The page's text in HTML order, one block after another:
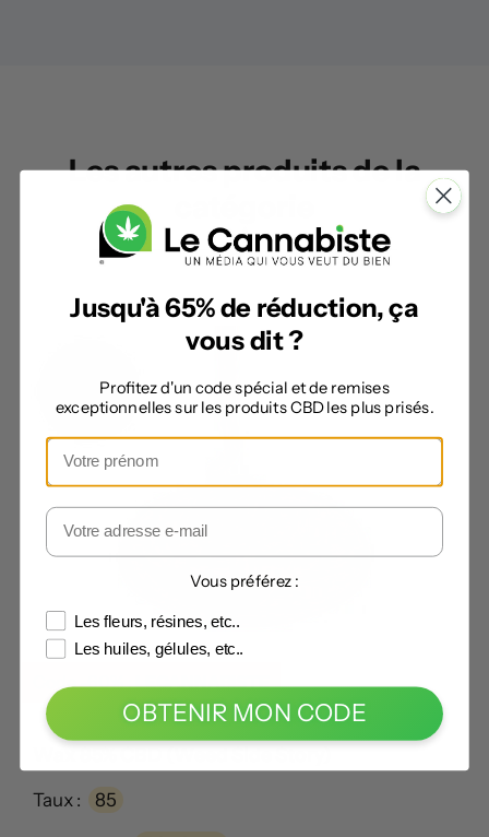
Les autres produits de la
Code -60% :LECANNABISTE
Taux : 85
Jusqu'à 65% de réduction, ça
vous dit ?
Profitez d'un code spécial et de remises
exceptionnelles sur les produits CBD les plus prisés.
Vous préférez :
Les fleurs, résines, etc..
Les huiles, gélules, etc..
OBTENIR MON CODE